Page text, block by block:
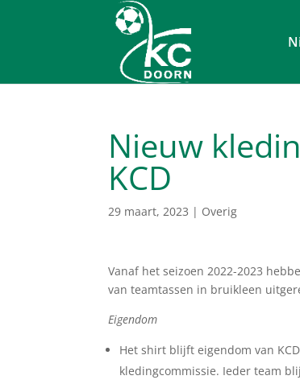
Nieuw
KCD
29 maart, 2023 | Overig
Vanaf het seizoen 2022-2023
van teamtassen in bruikleen
Eigendom
Het shirt blijft eigendom van
kledingcommissie. Ieder team